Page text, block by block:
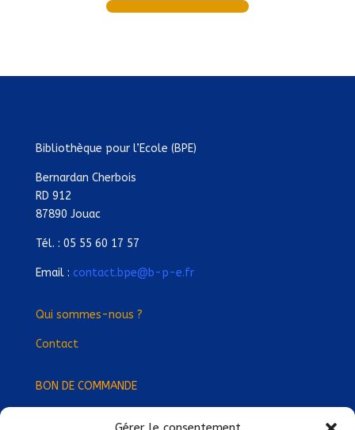
Bibliothèque pour l’Ecole (BPE)
Bernardan Cherbois
RD 912
87890 Jouac
Tél. : 05 55 60 17 57
Email : contact.bpe@b-p-e.fr
Qui sommes-nous ?
Contact
BON DE COMMANDE